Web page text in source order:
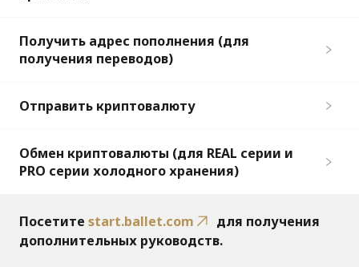
Получить адрес пополнения (для
получения переводов)
Отправить криптовалюту
Обмен криптовалюты (для REAL серии и
PRO серии холодного хранения)
Посетите start.ballet.com
для получения
дополнительных руководств.